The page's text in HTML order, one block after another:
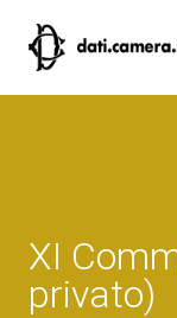
XI
privato)